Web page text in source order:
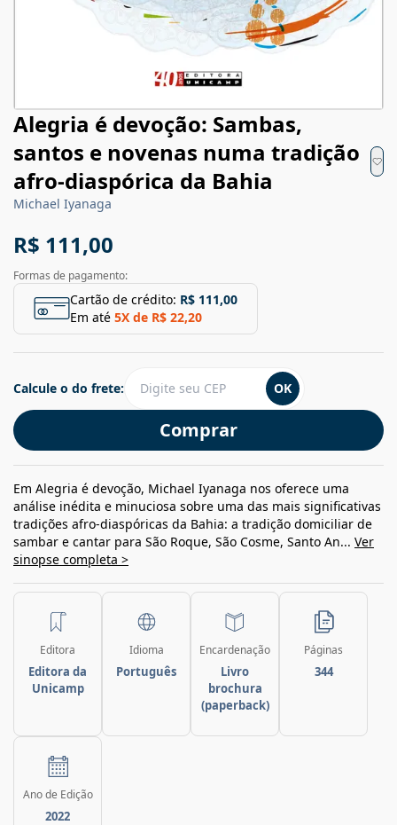
Alegria é devoção: Sambas,
santos e novenas numa tradição
afro-diaspórica da Bahia
Michael Iyanaga
R$ 111,00
Formas de pagamento:
Cartão de crédito: R$ 111,00
Em até 5X de R$ 22,20
Comprar
Calcule o do frete: OK
Em Alegria é devoção, Michael Iyanaga nos oferece uma
análise inédita e minuciosa sobre uma das mais significativas
tradições afro-diaspóricas da Bahia: a tradição domiciliar de
sambar e cantar para São Roque, São Cosme, Santo An... Ver
sinopse completa >
Editora
Editora da
Unicamp
Idioma
Português
Encardenação
Livro
brochura
(paperback)
Páginas
344
Ano de Edição
2022